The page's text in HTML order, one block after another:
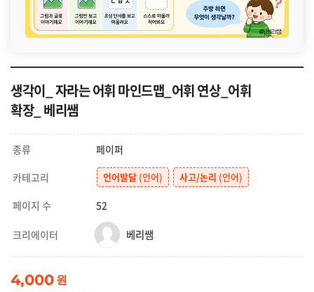
생각이_ 자라는 어휘 마인드맵_어휘 연상_어휘
확장_ 베리쌤
종류
페이퍼
카테고리
언어발달 (언어) 사고/논리 (언어)
페이지 수 52
크리에이터 베리쌤
4,000 원